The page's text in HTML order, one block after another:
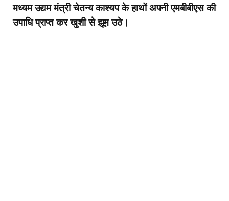
मध्यम उद्यम मंत्री चेतन्य काश्यप के हाथों अपनी एमबीबीएस की
उपाधि प्राप्त कर खुशी से झूम उठे।